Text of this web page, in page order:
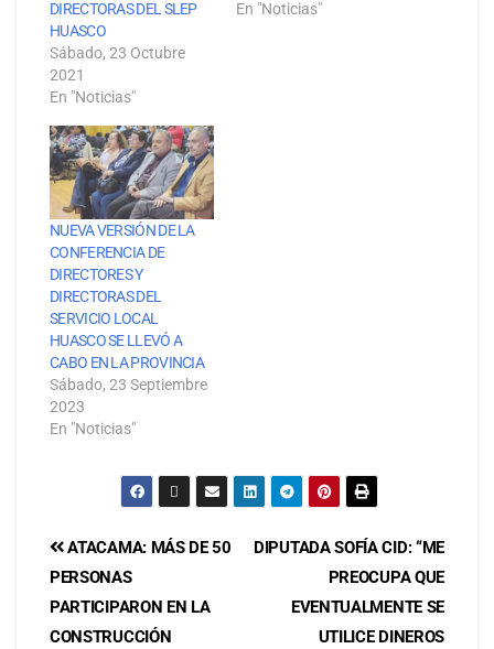
DIRECTORAS DEL SLEP
HUASCO
Sábado, 23 Octubre
2021
En "Noticias"
En "Noticias"
NUEVA VERSIÓN DE LA
CONFERENCIA DE
DIRECTORES Y
DIRECTORAS DEL
SERVICIO LOCAL
HUASCO SE LLEVÓ A
CABO EN LA PROVINCIA
Sábado, 23 Septiembre
2023
En "Noticias"
DIPUTADA SOFÍA CID: “ME
PREOCUPA QUE
EVENTUALMENTE SE
UTILICE DINEROS
ATACAMA: MÁS DE 50
PERSONAS
PARTICIPARON EN LA
CONSTRUCCIÓN